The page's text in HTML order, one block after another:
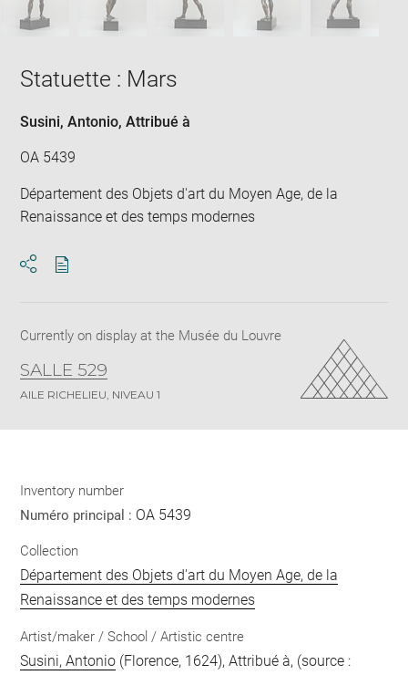
Statuette : Mars
Susini, Antonio, Attribué à
OA 5439
Département des Objets d'art du Moyen Age, de la
Renaissance et des temps modernes
Currently on display at the Musée du Louvre
SALLE 529
AILE RICHELIEU, NIVEAU 1
Inventory number
Numéro principal : OA 5439
Collection
Département des Objets d'art du Moyen Age, de la
Renaissance et des temps modernes
Artist/maker / School / Artistic centre
Susini, Antonio (Florence, 1624), Attribué à, (source :